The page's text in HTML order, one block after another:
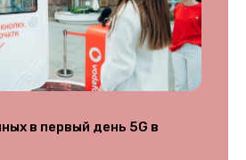
в первый день 5G в